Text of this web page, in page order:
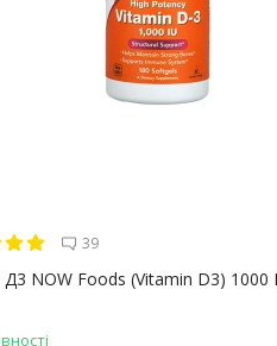
39
Д3 NOW Foods (Vitamin D3)